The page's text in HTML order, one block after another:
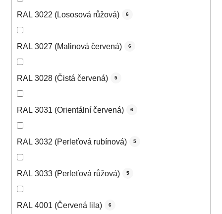
RAL 3022 (Lososová růžová) 6
RAL 3027 (Malinová červená) 6
RAL 3028 (Čistá červená) 5
RAL 3031 (Orientální červená) 6
RAL 3032 (Perleťová rubínová) 5
RAL 3033 (Perleťová růžová) 5
RAL 4001 (Červená lila) 6